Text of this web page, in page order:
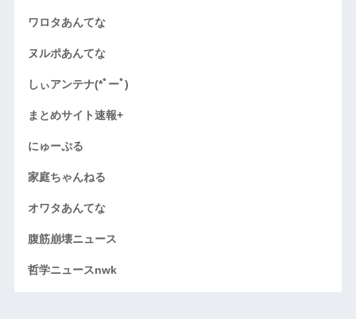
ワロタあんてな
ヌルポあんてな
しぃアンテナ(*ﾟーﾟ)
まとめサイト速報+
にゅーぷる
家庭ちゃんねる
オワタあんてな
腹筋崩壊ニュース
哲学ニュースnwk